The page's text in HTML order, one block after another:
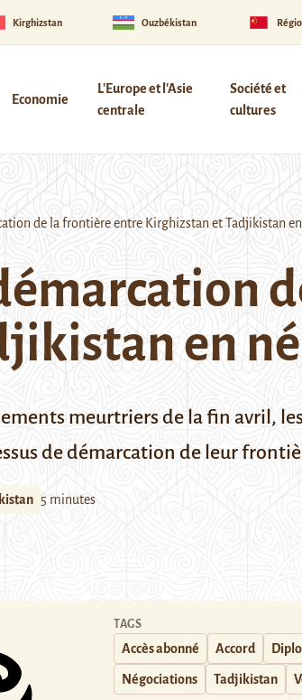
Kirghizstan Ouzbékistan
Economie
L'Europe et l'Asie
centrale
Société et
cultures
de la frontière entre Kirghizstan et Tadjikistan
en
meurtriers de la fin avril,
de démarcation de leur
5 minutes
TAGS
Accès abonné Accord
Négociations Tadjikistan